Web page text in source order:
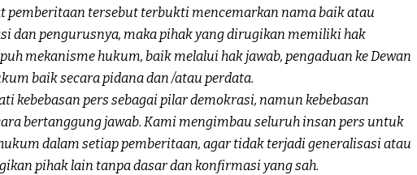
pemberitaan tersebut terbukti mencemarkan nama baik atau
dan pengurusnya, maka pihak yang dirugikan memiliki hak
mekanisme hukum, baik melalui hak jawab, pengaduan ke Dewan
baik secara pidana dan /atau perdata.
kebebasan pers sebagai pilar demokrasi, namun kebebasan
bertanggung jawab. Kami mengimbau seluruh insan pers untuk
dalam setiap pemberitaan, agar tidak terjadi generalisasi atau
pihak lain tanpa dasar dan konfirmasi yang sah.